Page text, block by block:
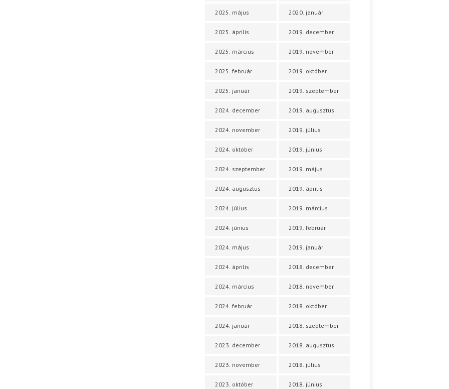
2025. május
2025. április
2025. március
2025. február
2025. január
2024. december
2024. november
2024. október
2024. szeptember
2024. augusztus
2024. július
2024. június
2024. május
2024. április
2024. március
2024. február
2024. január
2023. december
2023. november
2023. október
2020. január
2019. december
2019. november
2019. október
2019. szeptember
2019. augusztus
2019. július
2019. június
2019. május
2019. április
2019. március
2019. február
2019. január
2018. december
2018. november
2018. október
2018. szeptember
2018. augusztus
2018. július
2018. június